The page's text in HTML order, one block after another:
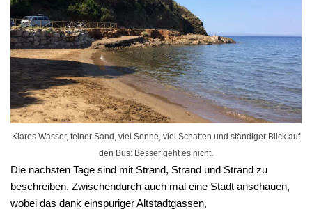
Klares Wasser, feiner Sand, viel Sonne, viel Schatten und ständiger Blick auf
den Bus: Besser geht es nicht.
Die nächsten Tage sind mit Strand, Strand und Strand zu
beschreiben. Zwischendurch auch mal eine Stadt anschauen,
wobei das dank einspuriger Altstadtgassen,